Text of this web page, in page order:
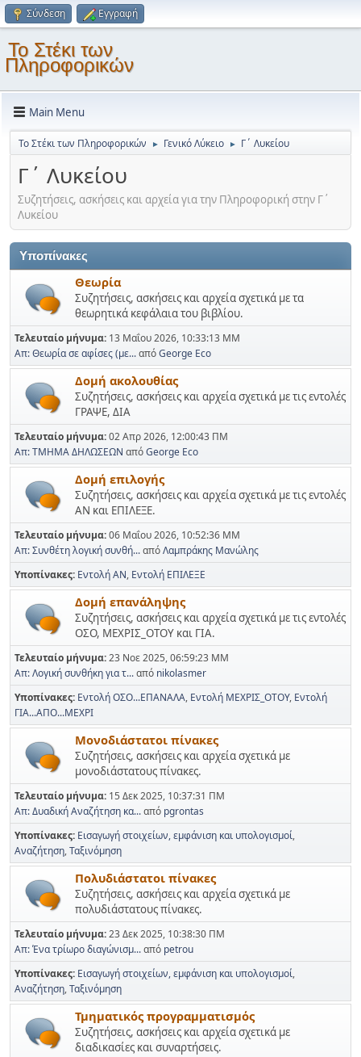
Σύνδεση Εγγραφή
Το Στέκι των
Πληροφορικών
Main Menu
Το Στέκι των Πληροφορικών ► Γενικό Λύκειο ► Γ΄ Λυκείου
Γ΄ Λυκείου
Συζητήσεις, ασκήσεις και αρχεία για την Πληροφορική στην Γ΄
Λυκείου
Υποπίνακες
Θεωρία
Συζητήσεις, ασκήσεις και αρχεία σχετικά με τα
θεωρητικά κεφάλαια του βιβλίου.
Τελευταίο μήνυμα: 13 Μαΐου 2026, 10:33:13 ΜΜ
Απ: Θεωρία σε αφίσες (με...απόGeorge Eco
Δομή ακολουθίας
Συζητήσεις, ασκήσεις και αρχεία σχετικά με τις εντολές
ΓΡΑΨΕ, ΔΙΑ
Τελευταίο μήνυμα:02 Απρ 2026, 12:00:43 ΠΜ
Απ: ΤΜΗΜΑ ΔΗΛΩΣΕΩΝ απόGeorge Eco
Δομή επιλογής
Συζητήσεις, ασκήσεις και αρχεία σχετικά με τις εντολές
ΑΝ και ΕΠΙΛΕΞΕ.
Τελευταίο μήνυμα:06 Μαΐου 2026, 10:52:36 ΜΜ
Απ: Συνθέτη λογική συνθή...απόΛαμπράκης Μανώλης
Υποπίνακες Εντολή ΑΝ Εντολή ΕΠΙΛΕΞΕ
Δομή επανάληψης
Συζητήσεις, ασκήσεις και αρχεία σχετικά με τις εντολές
ΟΣΟ, ΜΕΧΡΙΣ_ΟΤΟΥ και ΓΙΑ.
Τελευταίο μήνυμα:23 Νοε 2025, 06:59:23 ΜΜ
Απ: Λογική συνθήκη για τ...από nikolasmer
Υποπίνακες Εντολή ΟΣΟ...ΕΠΑΝΑΛΑ Εντολή ΜΕΧΡΙΣ_ΟΤΟΥ Εντολή
ΓΙΑ...ΑΠΟ...ΜΕΧΡΙ
Μονοδιάστατοι πίνακες
Συζητήσεις, ασκήσεις και αρχεία σχετικά με
μονοδιάστατους πίνακες.
Τελευταίο μήνυμα: 15 Δεκ 2025, 10:37:31 ΠΜ
Απ: Δυαδική Αναζήτηση κα...από pgrontas
Υποπίνακες Εισαγωγή στοιχείων, εμφάνιση και υπολογισμοί
Αναζήτηση Ταξινόμηση
Πολυδιάστατοι πίνακες
Συζητήσεις, ασκήσεις και αρχεία σχετικά με
πολυδιάστατους πίνακες.
Τελευταίο μήνυμα:23 Δεκ 2025, 10:38:30 ΠΜ
Απ: Ένα τρίωρο διαγώνισμ...από petrou
Υποπίνακες Εισαγωγή στοιχείων, εμφάνιση και υπολογισμοί
Αναζήτηση Ταξινόμηση
Τμηματικός προγραμματισμός
Συζητήσεις, ασκήσεις και αρχεία σχετικά με
διαδικασίες και συναρτήσεις.